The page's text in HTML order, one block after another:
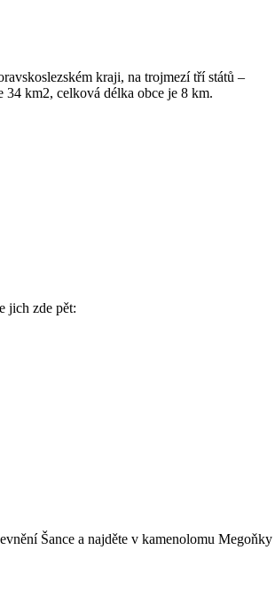
kraji, na trojmezí tří států –
34 km2, celková délka obce je 8 km.
jich zde pět:
Šance a najděte v kamenolomu Megoňky